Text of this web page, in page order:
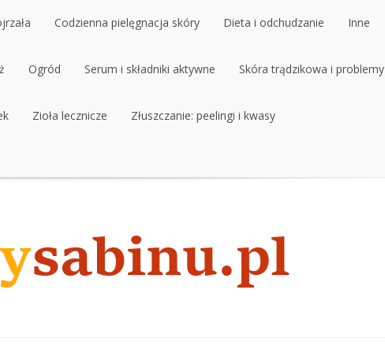
Codzienna pielęgnacja skóry
Codzienna pielęgnacja skóry
Dieta i odchudzanie
Dieta i odchudzanie
Inne
Inne
Ogród
Ogród
Serum i składniki aktywne
Serum i składniki aktywne
Skóra trądzikowa i problemy
Skóra trądzikowa i problemy
Zioła lecznicze Złuszczanie: peelingi i kwasy